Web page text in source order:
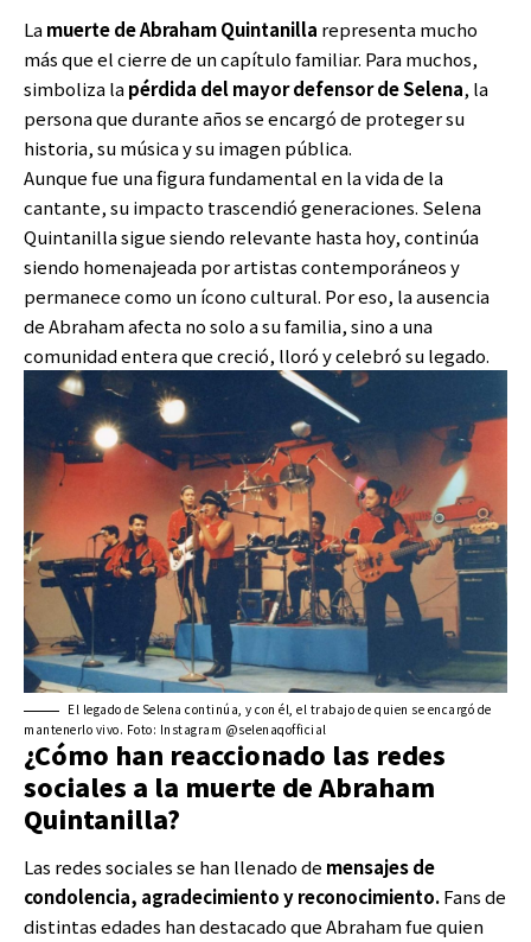
Lamuerte de Abraham Quintanilla representa mucho
más que el cierre de un capítulo familiar. Para muchos,
simboliza lapérdida del mayor defensor de Selena, la
persona que durante años se encargó de proteger su
historia, su música y su imagen pública.
Aunque fue una figura fundamental en la vida de la
cantante, su impacto trascendió generaciones. Selena
Quintanilla sigue siendo relevante hasta hoy, continúa
siendo homenajeada por artistas contemporáneos y
permanece como un ícono cultural. Por eso, la ausencia
de Abraham afecta no solo a su familia, sino a una
comunidad entera que creció, lloró y celebró su legado.
El legado de Selena continúa, y con él, el trabajo de quien se encargó de
mantenerlo vivo. Foto: Instagram @selenaqofficial
¿Cómo han reaccionado las redes
sociales a la muerte de Abraham
Quintanilla?
Las redes sociales se han llenado de mensajes de
condolencia, agradecimiento y reconocimiento.Fans de
distintas edades han destacado que Abraham fue quien